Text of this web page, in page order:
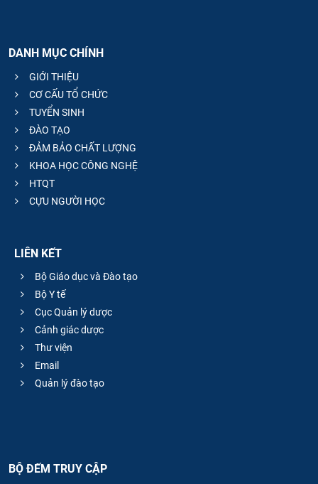
DANH MỤC CHÍNH
GIỚI THIỆU
CƠ CẤU TỔ CHỨC
TUYỂN SINH
ĐÀO TẠO
ĐẢM BẢO CHẤT LƯỢNG
KHOA HỌC CÔNG NGHỆ
HTQT
CỰU NGƯỜI HỌC
LIÊN KẾT
Bộ Giáo dục và Đào tạo
Bộ Y tế
Cục Quản lý dược
Cảnh giác dược
Thư viện
Email
Quản lý đào tạo
BỘ ĐẾM TRUY CẬP